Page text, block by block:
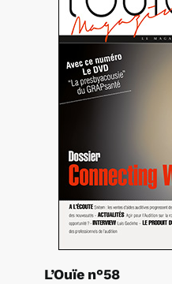
L’Ouïe n°58